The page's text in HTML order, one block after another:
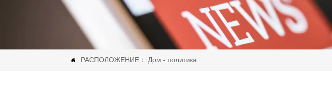
 РАСПОЛОЖЕНИЕ： Дом - политика